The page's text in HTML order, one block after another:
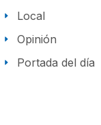
Local
Opinión
Portada del día